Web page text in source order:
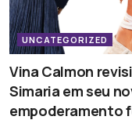
UNCATEGORIZED
Vina Calmon
Simaria em seu
empoderamento